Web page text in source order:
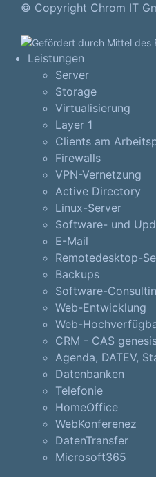
© Copyright Chrom IT
Leistungen
Server
Storage
Virtualisierung
Layer 1
Clients am
Firewalls
VPN-Vernetzung
Active Directory
Linux-Server
Software- und
E-Mail
Remotedesktop-
Backups
Software-
Web-Entwicklung
Web-
CRM - CAS
Agenda, DATEV,
Datenbanken
Telefonie
HomeOffice
WebKonferenez
DatenTransfer
Microsoft365